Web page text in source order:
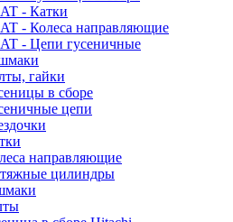
- Катки
- Колеса направляющие
- Цепи гусеничные
гайки
в сборе
цепи
направляющие
цилиндры